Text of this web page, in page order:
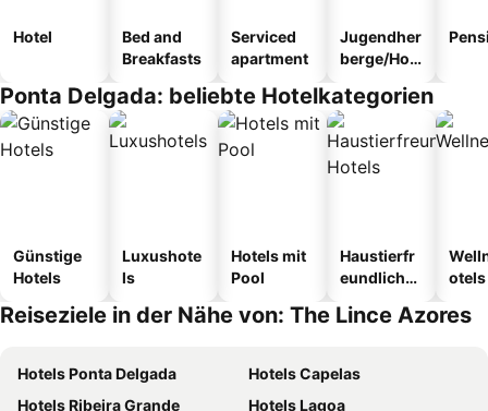
Hotel
Bed and
Breakfasts
Serviced
apartment
Jugendher
berge/Hos
Ponta Delgada: beliebte Hotelkategorien
Günstige
Hotels
Luxushote
ls
Hotels mit
Pool
Haustierfr
eundliche
otels
Reiseziele in der Nähe von: The Lince Azores
Hotels Ponta Delgada
Hotels Capelas
Hotels Ribeira Grande
Hotels Lagoa